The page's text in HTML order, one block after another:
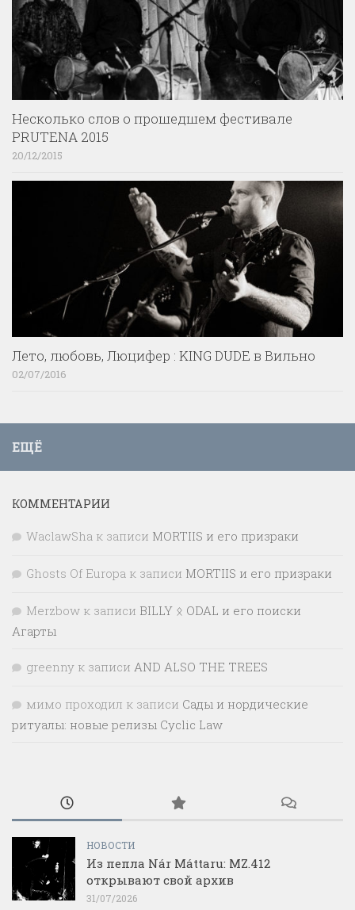
Несколько слов о прошедшем фестивале
PRUTENA 2015
20/12/2015
Лето, любовь, Люцифер : KING DUDE в Вильно
02/07/2016
ЕЩЁ
КОММЕНТАРИИ
WaclawSha к записи MORTIIS и его призраки
Ghosts Of Europa к записи MORTIIS и его призраки
Merzbow к записи BILLY ᛟ ODAL и его поиски
Агарты
greenny к записи AND ALSO THE TREES
мимо проходил к записи Сады и нордические
ритуалы: новые релизы Cyclic Law
НОВОСТИ
Из пепла Nár Máttaru: MZ.412
открывают свой архив
31/07/2026